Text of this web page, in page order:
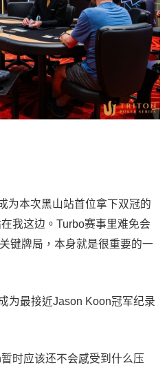
为本次黑山站首位拿下双冠的
我这边。Turbo赛事里难免会
键牌局，本身就是很重要的一
为最接近Jason Koon冠军纪录
时应该还不会感受到什么压